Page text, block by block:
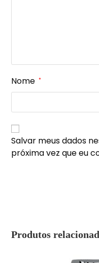
Nome *
Salvar meus dados
próxima vez que eu
Produtos